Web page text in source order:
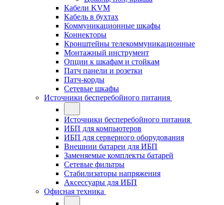
Кабели KVM
Кабель в бухтах
Коммуникационные шкафы
Коннекторы
Кронштейны телекоммуникационные
Монтажный инструмент
Опции к шкафам и стойкам
Патч панели и розетки
Патч-корды
Сетевые шкафы
Источники бесперебойного питания
Источники бесперебойного питания
ИБП для компьютеров
ИБП для серверного оборудования
Внешнии батареи для ИБП
Заменяемые комплекты батарей
Сетевые фильтры
Стабилизаторы напряжения
Аксессуары для ИБП
Офисная техника